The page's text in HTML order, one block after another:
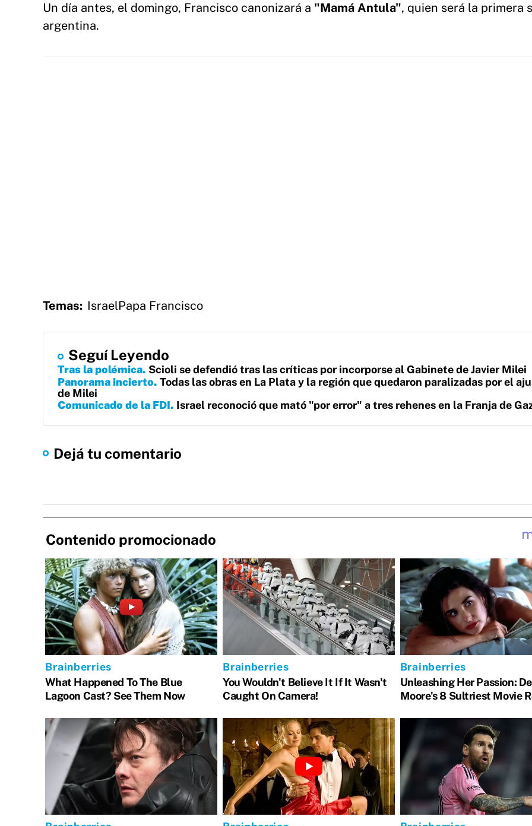
Un día antes, el domingo, Francisco canonizará a "Mamá Antula", quien será la primera
argentina.
Temas: IsraelPapa Francisco
Seguí Leyendo
Tras la polémica Scioli se defendió tras las críticas por incorporse al Gabinete de Javier Milei
Panorama incierto Todas las obras en La Plata y la región que quedaron paralizadas por el
de Milei
Comunicado de la FDI Israel reconoció que mató "por error" a tres rehenes en la Franja de
Dejá tu comentario